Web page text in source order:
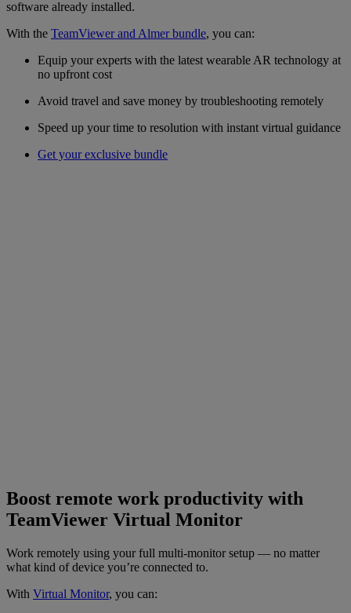
software already installed.
With the TeamViewer and Almer bundle, you can:
Equip your experts with the latest wearable AR technology at
no upfront cost
Avoid travel and save money by troubleshooting remotely
Speed up your time to resolution with instant virtual guidance
Get your exclusive bundle
Boost remote work productivity with
TeamViewer Virtual Monitor
Work remotely using your full multi-monitor setup — no matter
what kind of device you’re connected to.
With Virtual Monitor, you can: